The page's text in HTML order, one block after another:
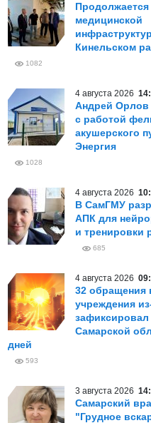
Продолжается
медицинской
Кинельском
1082
4 августа 2026
Андрей Орлов
с работой
акушерского
Энергия
1028
4 августа 2026
В СамГМУ
АПК для
и тренировки
685
4 августа 2026
32 обращения
учреждения
Самарской
дней
593
3 августа 2026
Самарский
"Грудное